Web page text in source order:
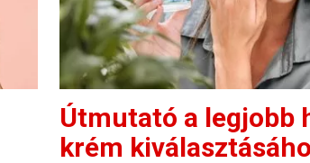
Útmutató a legjobb
krém